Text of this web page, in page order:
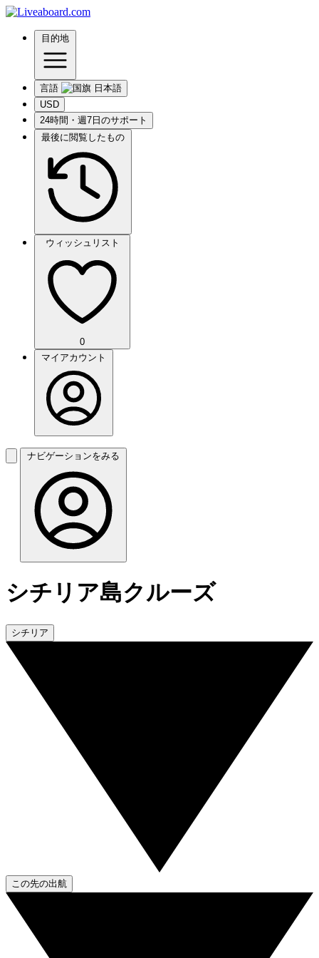
目的地
言語
USD
24時間・週7日のサポート
最後に閲覧したもの
ウィッシュリスト
0
マイアカウント
ナビゲーションをみる
シチリア島クルーズ
シチリア
この先の出航